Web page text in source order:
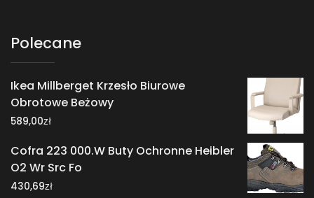
Polecane
Ikea Millberget Krzesło Biurowe
Obrotowe Beżowy
589,00zł
Cofra 223 000.W Buty Ochronne Heibler
O2 Wr Src Fo
430,69zł